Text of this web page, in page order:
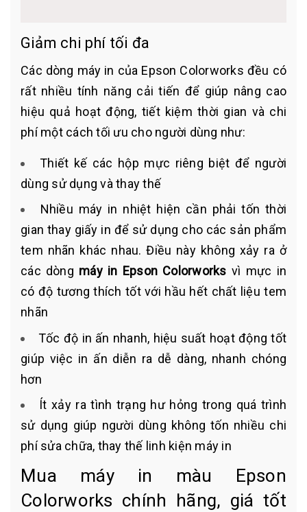
Giảm chi phí tối đa
Các dòng máy in của Epson Colorworks đều có
rất nhiều tính năng cải tiến để giúp nâng cao
hiệu quả hoạt động, tiết kiệm thời gian và chi
phí một cách tối ưu cho người dùng như:
Thiết kế các hộp mực riêng biệt để người
dùng sử dụng và thay thế
Nhiều máy in nhiệt hiện cần phải tốn thời
gian thay giấy in để sử dụng cho các sản phẩm
tem nhãn khác nhau. Điều này không xảy ra ở
các dòng máy in Epson Colorworks vì mực in
có độ tương thích tốt với hầu hết chất liệu tem
nhãn
Tốc độ in ấn nhanh, hiệu suất hoạt động tốt
giúp việc in ấn diễn ra dễ dàng, nhanh chóng
hơn
Ít xảy ra tình trạng hư hỏng trong quá trình
sử dụng giúp người dùng không tốn nhiều chi
phí sửa chữa, thay thế linh kiện máy in
Mua máy in màu Epson
Colorworks chính hãng, giá tốt